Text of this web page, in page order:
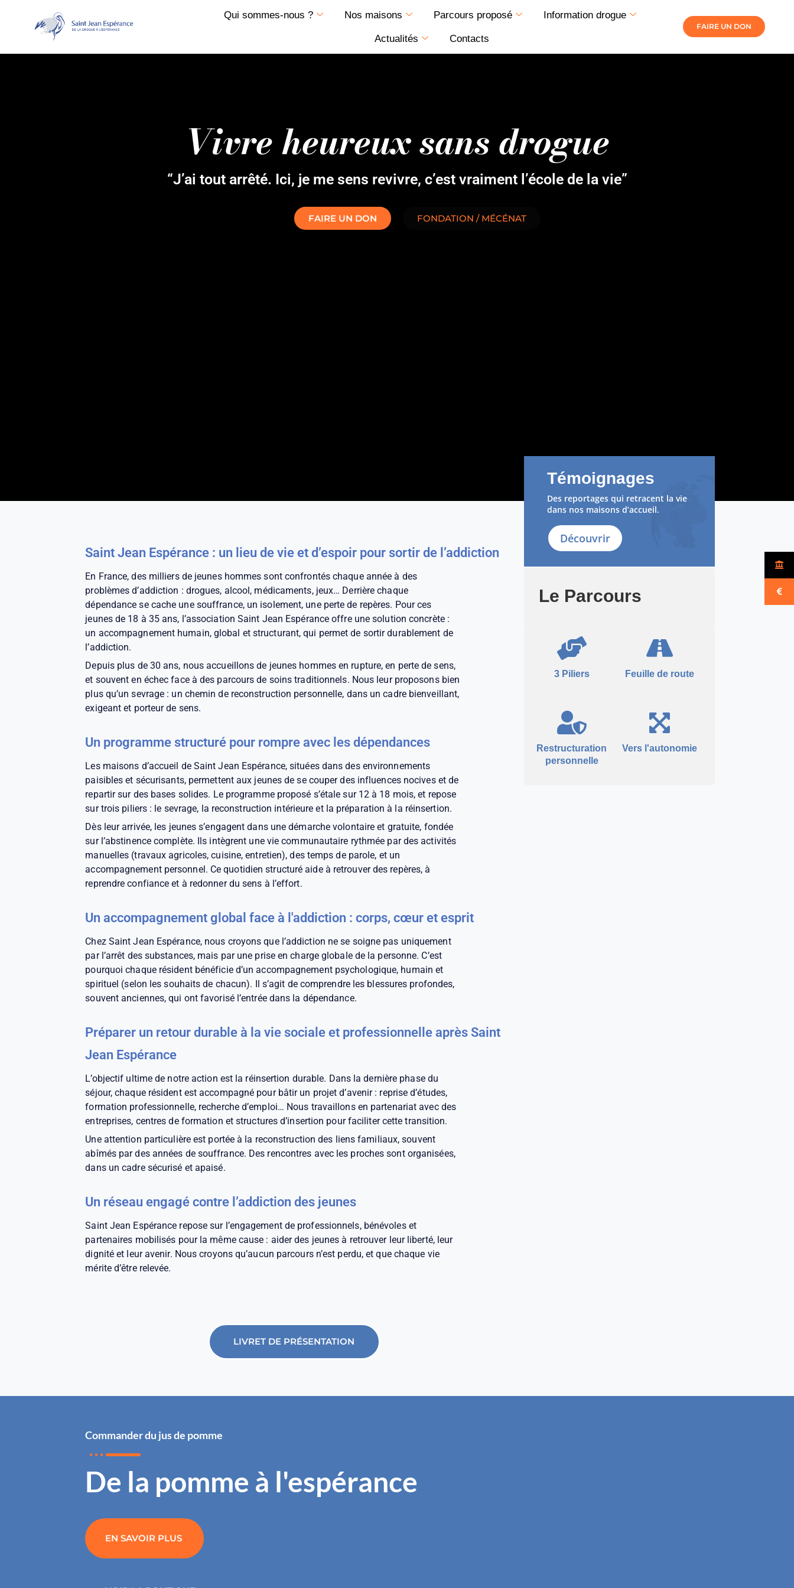
Qui sommes-nous ? Nos maisons Parcours proposé Information drogue
Actualités Contacts
FAIRE UN DON
Vivre heureux sans drogue
“J’ai tout arrêté. Ici, je me sens revivre, c’est vraiment l’école de la vie”
FAIRE UN DON FONDATION / MÉCÉNAT
Saint Jean Espérance : un lieu de vie et d’espoir pour sortir de l’addiction
En France, des milliers de jeunes hommes sont confrontés chaque année à des
problèmes d’addiction : drogues, alcool, médicaments, jeux… Derrière chaque
dépendance se cache une souffrance, un isolement, une perte de repères. Pour ces
jeunes de 18 à 35 ans, l’association Saint Jean Espérance offre une solution concrète :
un accompagnement humain, global et structurant, qui permet de sortir durablement de
l’addiction.
Depuis plus de 30 ans, nous accueillons de jeunes hommes en rupture, en perte de sens,
et souvent en échec face à des parcours de soins traditionnels. Nous leur proposons bien
plus qu’un sevrage : un chemin de reconstruction personnelle, dans un cadre bienveillant,
exigeant et porteur de sens.
Un programme structuré pour rompre avec les dépendances
Les maisons d’accueil de Saint Jean Espérance, situées dans des environnements
paisibles et sécurisants, permettent aux jeunes de se couper des influences nocives et de
repartir sur des bases solides. Le programme proposé s’étale sur 12 à 18 mois, et repose
sur trois piliers : le sevrage, la reconstruction intérieure et la préparation à la réinsertion.
Dès leur arrivée, les jeunes s’engagent dans une démarche volontaire et gratuite, fondée
sur l’abstinence complète. Ils intègrent une vie communautaire rythmée par des activités
manuelles (travaux agricoles, cuisine, entretien), des temps de parole, et un
accompagnement personnel. Ce quotidien structuré aide à retrouver des repères, à
reprendre confiance et à redonner du sens à l’effort.
Un accompagnement global face à l'addiction : corps, cœur et esprit
Chez Saint Jean Espérance, nous croyons que l’addiction ne se soigne pas uniquement
par l’arrêt des substances, mais par une prise en charge globale de la personne. C’est
pourquoi chaque résident bénéficie d’un accompagnement psychologique, humain et
spirituel (selon les souhaits de chacun). Il s’agit de comprendre les blessures profondes,
souvent anciennes, qui ont favorisé l’entrée dans la dépendance.
Préparer un retour durable à la vie sociale et professionnelle après Saint
Jean Espérance
L’objectif ultime de notre action est la réinsertion durable. Dans la dernière phase du
séjour, chaque résident est accompagné pour bâtir un projet d’avenir : reprise d’études,
formation professionnelle, recherche d’emploi… Nous travaillons en partenariat avec des
entreprises, centres de formation et structures d’insertion pour faciliter cette transition.
Une attention particulière est portée à la reconstruction des liens familiaux, souvent
abîmés par des années de souffrance. Des rencontres avec les proches sont organisées,
dans un cadre sécurisé et apaisé.
Un réseau engagé contre l’addiction des jeunes
Saint Jean Espérance repose sur l’engagement de professionnels, bénévoles et
partenaires mobilisés pour la même cause : aider des jeunes à retrouver leur liberté, leur
dignité et leur avenir. Nous croyons qu’aucun parcours n’est perdu, et que chaque vie
mérite d’être relevée.
LIVRET DE PRÉSENTATION
Témoignages
Des reportages qui retracent la vie
dans nos maisons d’accueil.
Découvrir
Le Parcours
3 Piliers
Restructuration
personnelle
Feuille de route
Vers l'autonomie
Commander du jus de pomme
De la pomme à l'espérance
EN SAVOIR PLUS